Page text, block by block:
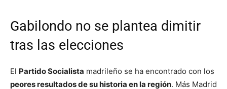
Gabilondo no se plantea dimitir
tras las elecciones
El Partido Socialista madrileño se ha encontrado con los
peores resultados de su historia en la región. Más Madrid